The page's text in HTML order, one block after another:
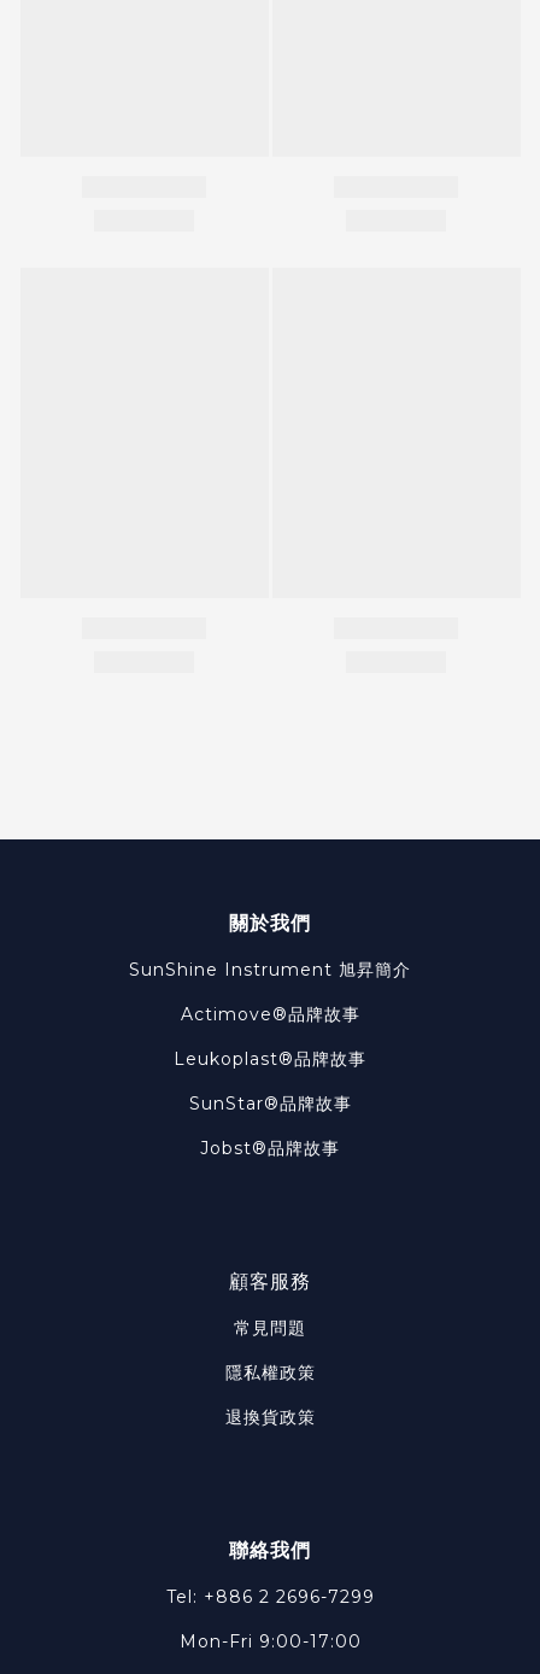
關於我們
SunShine Instrument 旭昇簡介
Actimove®品牌故事
Leukoplast®品牌故事
SunStar®品牌故事
Jobst®品牌故事
顧客服務
常見問題
隱私權政策
退換貨政策
聯絡我們
Tel: +886 2 2696-7299
Mon-Fri 9:00-17:00